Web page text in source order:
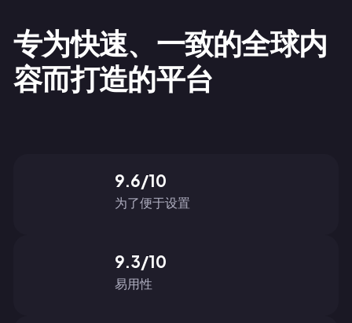
专为快速、一致的全球内
容而打造的平台
9.6/10
为了便于设置
9.3/10
易用性